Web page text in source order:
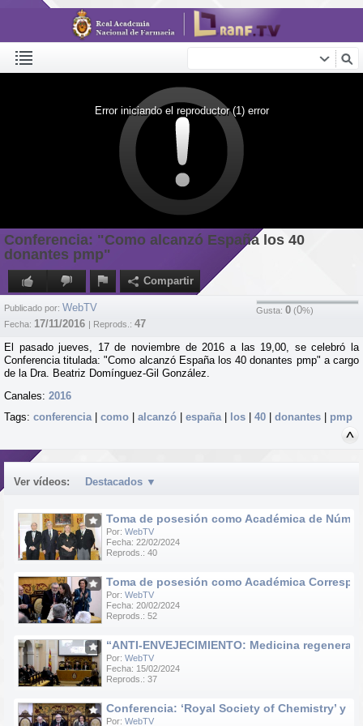
Error iniciando el reproductor (1) error
Conferencia: "Como alcanzó España los 40
donantes pmp"
Compartir
Gusta: 0 (0%)
Publicado por: WebTV
Fecha: 17/11/2016 | Reprods.: 47
El pasado jueves, 17 de noviembre de 2016 a las 19,00, se celebró la
Conferencia titulada: "Como alcanzó España los 40 donantes pmp" a cargo
de la Dra. Beatriz Domínguez-Gil González.
Canales: 2016
Tags: conferencia como alcanzó españa los 40 donantes pmp
Ver vídeos: Destacados ▼
Toma de posesión como Académica de
Por: WebTV
Fecha: 22/02/2024
Reprods.: 40
Toma de posesión como Académica
Por: WebTV
Fecha: 20/02/2024
Reprods.: 52
“ANTI-ENVEJECIMIENTO: Medicina
Por: WebTV
Fecha: 15/02/2024
Reprods.: 37
Conferencia: ‘Royal Society of Chemistry’ y
Por: WebTV